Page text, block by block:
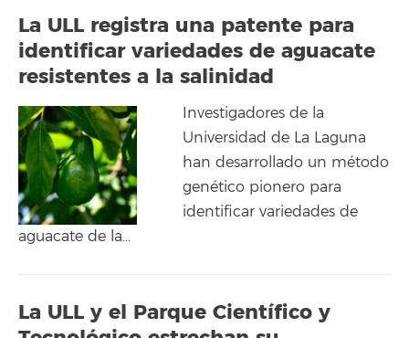
La ULL registra una patente para
identificar variedades de aguacate
resistentes a la salinidad
Investigadores de la
Universidad de La Laguna
han desarrollado un método
genético pionero para
identificar variedades de
aguacate de la…
La ULL y el Parque Científico y